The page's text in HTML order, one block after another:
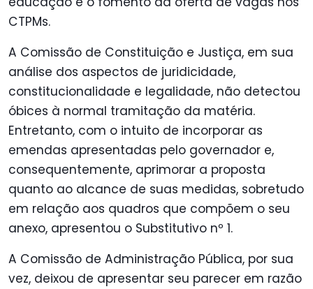
CTPMs.
A Comissão de Constituição e Justiça, em sua
análise dos aspectos de juridicidade,
constitucionalidade e legalidade, não detectou
óbices à normal tramitação da matéria.
Entretanto, com o intuito de incorporar as
emendas apresentadas pelo governador e,
consequentemente, aprimorar a proposta
quanto ao alcance de suas medidas, sobretudo
em relação aos quadros que compõem o seu
anexo, apresentou o Substitutivo nº 1.
A Comissão de Administração Pública, por sua
vez, deixou de apresentar seu parecer em razão